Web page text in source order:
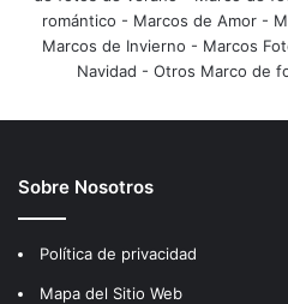
romántico - Marcos de Amor -
Marcos de Invierno - Marcos
Navidad - Otros Marco de
Sobre Nosotros
Política de privacidad
Mapa del Sitio Web